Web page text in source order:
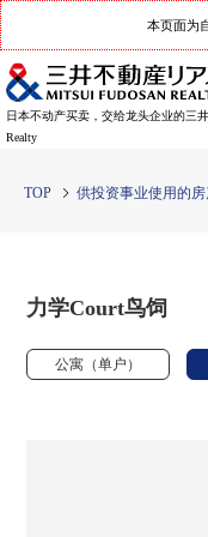
本页面为
日本不动产买卖，交给龙头企业的三
Realty
TOP 供投资事业使用的
力学Court鸟饲
公寓（单户）